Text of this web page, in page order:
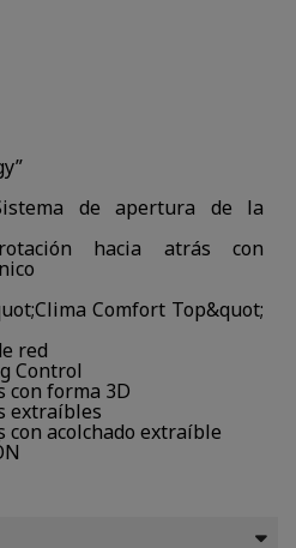
de apertura de la
hacia atrás con
Comfort Top&quot;
red
Control
con forma 3D
extraíbles
con acolchado extraíble